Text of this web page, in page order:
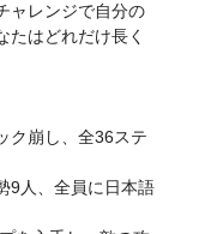
ャレンジで自分の
たはどれだけ長く
ク崩し、全36ステ
9人、全員に日本語